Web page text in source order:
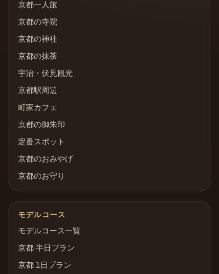
京都一人旅
京都の寺院
京都の神社
京都の抹茶
宇治・伏見観光
京都駅周辺
町家カフェ
京都の御朱印
定番スポット
京都のおみやげ
京都のお守り
モデルコース
モデルコース一覧
京都 半日プラン
京都 1日プラン